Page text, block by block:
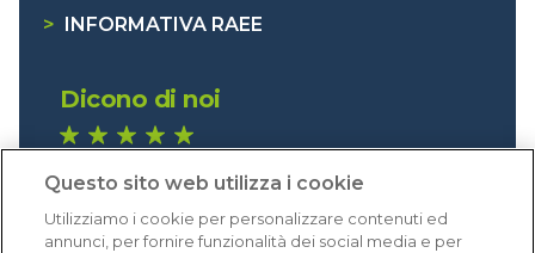
>
INFORMATIVA RAEE
Dicono di noi
Eccellente (4,8)
Acquisti verificati
Questo sito web utilizza i cookie
Utilizziamo i cookie per personalizzare contenuti ed
annunci, per fornire funzionalità dei social media e per